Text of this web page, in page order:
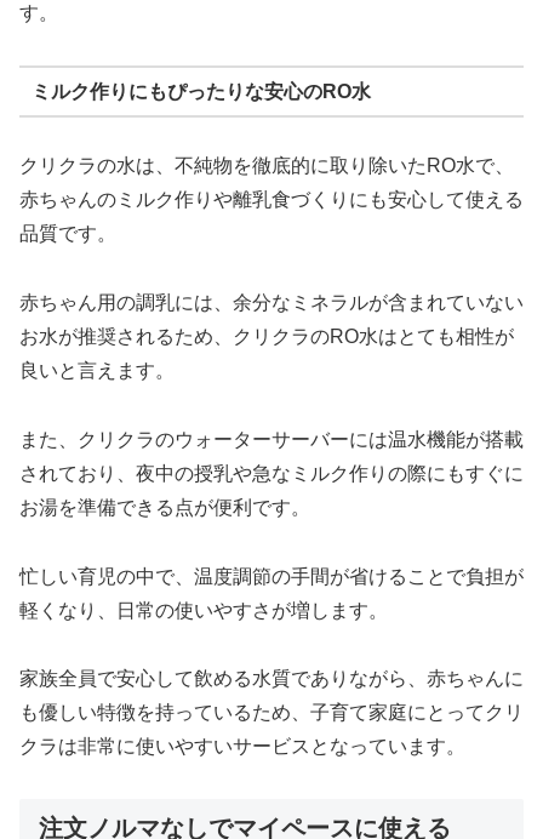
す。
ミルク作りにもぴったりな安心のRO水
クリクラの水は、不純物を徹底的に取り除いたRO水で、
赤ちゃんのミルク作りや離乳食づくりにも安心して使える
品質です。
赤ちゃん用の調乳には、余分なミネラルが含まれていない
お水が推奨されるため、クリクラのRO水はとても相性が
良いと言えます。
また、クリクラのウォーターサーバーには温水機能が搭載
されており、夜中の授乳や急なミルク作りの際にもすぐに
お湯を準備できる点が便利です。
忙しい育児の中で、温度調節の手間が省けることで負担が
軽くなり、日常の使いやすさが増します。
家族全員で安心して飲める水質でありながら、赤ちゃんに
も優しい特徴を持っているため、子育て家庭にとってクリ
クラは非常に使いやすいサービスとなっています。
注文ノルマなしでマイペースに使える